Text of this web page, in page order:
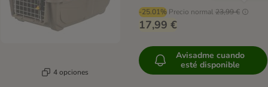
4 opciones
-25.01% Precio normal 23,99 €
17,99 €
Avisadme cuando
esté disponible